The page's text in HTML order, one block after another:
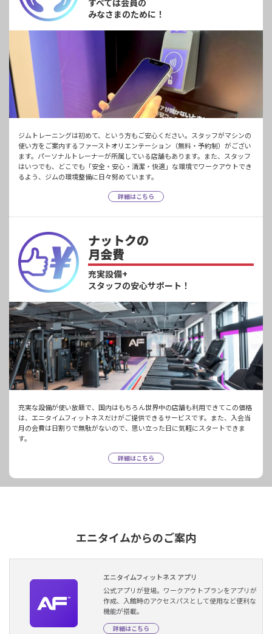
すべては会員の
みなさまのために！
ジムトレーニングは初めて、という方もご安心ください。スタッフがマシンの
使い方をご案内するファーストオリエンテーション（無料・予約制）がござい
ます。パーソナルトレーナーが所属している店舗もあります。また、スタッフ
はいつでも、どこでも「安全・安心・清潔・快適」な環境でワークアウトでき
るよう、ジムの環境整備に日々努めています。
詳細はこちら
ナットクの
月会費
充実設備+
スタッフの安心サポート！
充実な設備が使い放題で、国内はもちろん世界中の店舗も利用できてこの価格
は、エニタイムフィットネスだけがご提供できるサービスです。また、入会当
月の会費は日割りで無駄がないので、思い立った日に気軽にスタートできま
す。
詳細はこちら
エニタイムからのご案内
エニタイムフィットネス アプリ
公式アプリが登場。ワークアウトプランをアプリが
作成、入館時のアクセスパスとして使用など便利な
機能が搭載。
詳細はこちら